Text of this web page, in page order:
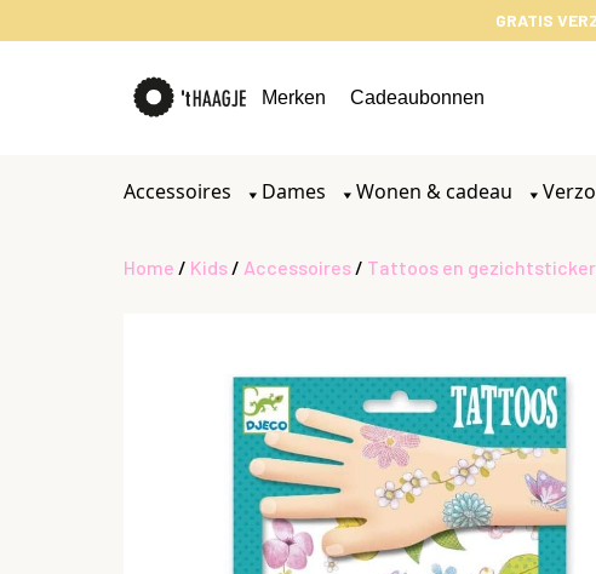
GRATIS
Merken Cadeaubonnen
Accessoires Dames Wonen & cadeau
Home / Kids / Accessoires / Tattoos en